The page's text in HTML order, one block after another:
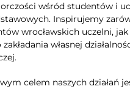
wśród studentów i
Inspirujemy
wrocławskich uczelni,
własnej
celem naszych działań